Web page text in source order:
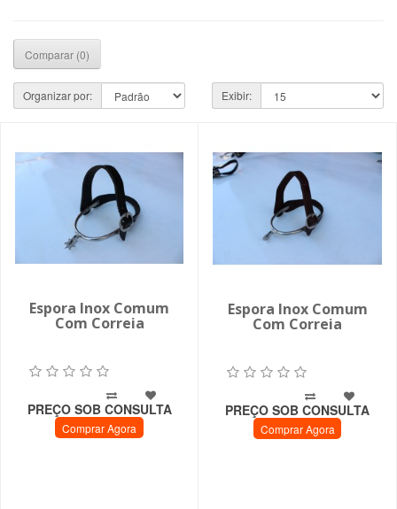
Comparar (0)
Organizar por: Exibir:
Espora Inox Comum
Com Correia
PREÇO SOB CONSULTA
Comprar Agora
Espora Inox Comum
Com Correia
PREÇO SOB CONSULTA
Comprar Agora